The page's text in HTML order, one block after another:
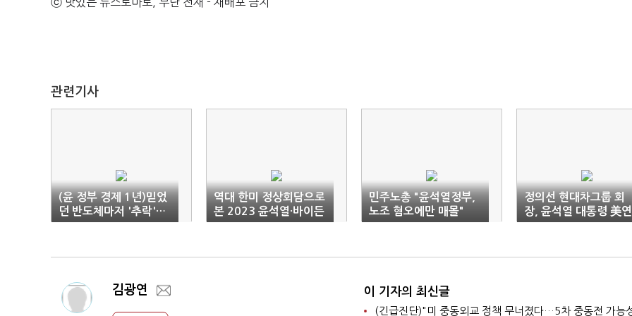
관련기사
(윤 정부 경제 1년)믿었
던 반도체마저 '추락'…
정부 늦장 대응 아쉬워
역대 한미 정상회담으로
본 2023 윤석열·바이든
회담
민주노총 "윤석열정부,
노조 혐오에만 매몰"
정의선 현대차그룹 회
장, 윤석열 대통령 美연
설 참관
김광연 이 기자의 최신글